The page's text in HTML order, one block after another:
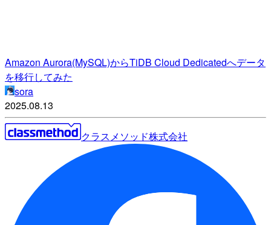
Amazon Aurora(MySQL)からTiDB Cloud Dedicatedへデータ
を移行してみた
sora
2025.08.13
クラスメソッド株式会社